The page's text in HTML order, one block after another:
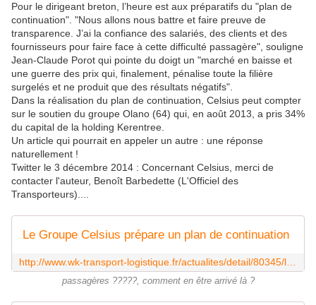
Pour le dirigeant breton, l’heure est aux préparatifs du "plan de
continuation". "Nous allons nous battre et faire preuve de
transparence. J’ai la confiance des salariés, des clients et des
fournisseurs pour faire face à cette difficulté passagère", souligne
Jean-Claude Porot qui pointe du doigt un "marché en baisse et
une guerre des prix qui, finalement, pénalise toute la filière
surgelés et ne produit que des résultats négatifs".
Dans la réalisation du plan de continuation, Celsius peut compter
sur le soutien du groupe Olano (64) qui, en août 2013, a pris 34%
du capital de la holding Kerentree.
Un article qui pourrait en appeler un autre : une réponse
naturellement !
Twitter le 3 décembre 2014 : Concernant Celsius, merci de
contacter l'auteur, Benoît Barbedette (L'Officiel des
Transporteurs)....
Le Groupe Celsius prépare un plan de continuation
passagères ?????, comment en être arrivé là ?